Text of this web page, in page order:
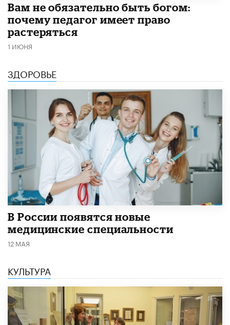
​Вам не обязательно быть богом:
почему педагог имеет право
растеряться
1 ИЮНЯ
ЗДОРОВЬЕ
В России появятся новые
медицинские специальности
12 МАЯ
КУЛЬТУРА